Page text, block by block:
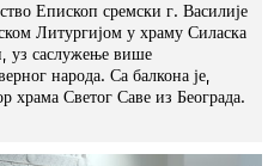
Епископ сремски г. Василије
Литургијом у храму Силаска
уз саслужење више
народа. Са балкона је,
храма Светог Саве из Београда.